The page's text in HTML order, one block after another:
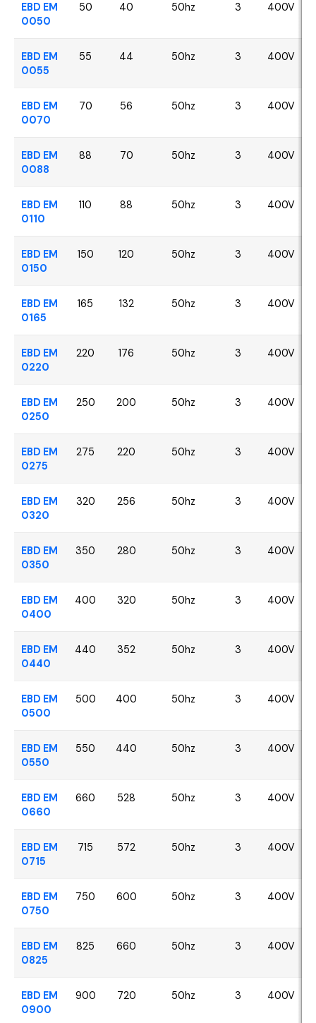
EBD EM
0050
50 40 50hz 3 400V
EBD EM
0055
55 44 50hz 3 400V
EBD EM
0070
70 56 50hz 3 400V
EBD EM
0088
88 70 50hz 3 400V
EBD EM
0110
110 88 50hz 3 400V
EBD EM
0150
150 120 50hz 3 400V
EBD EM
0165
165 132 50hz 3 400V
EBD EM
0220
220 176 50hz 3 400V
EBD EM
0250
250 200 50hz 3 400V
EBD EM
0275
275 220 50hz 3 400V
EBD EM
0320
320 256 50hz 3 400V
EBD EM
0350
350 280 50hz 3 400V
EBD EM
0400
400 320 50hz 3 400V
EBD EM
0440
440 352 50hz 3 400V
EBD EM
0500
500 400 50hz 3 400V
EBD EM
0550
550 440 50hz 3 400V
EBD EM
0660
660 528 50hz 3 400V
EBD EM
0715
715 572 50hz 3 400V
EBD EM
0750
750 600 50hz 3 400V
EBD EM
0825
825 660 50hz 3 400V
EBD EM
0900
900 720 50hz 3 400V